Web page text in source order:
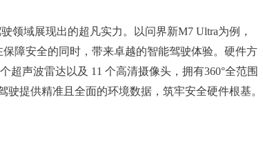
领域展现出的超凡实力。以问界新M7 Ultra为例，
障安全的同时，带来卓越的智能驾驶体验。硬件方
超声波雷达以及 11 个高清摄像头，拥有360°全范围
提供精准且全面的环境数据，筑牢安全硬件根基。